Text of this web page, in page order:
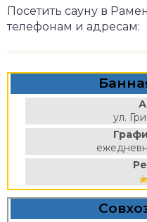
Посетить сауну в
телефонам и адресам:
ул.